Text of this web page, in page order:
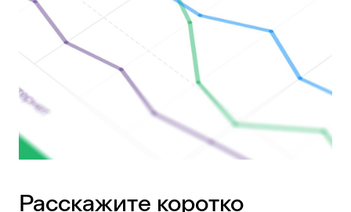
Расскажите коротко